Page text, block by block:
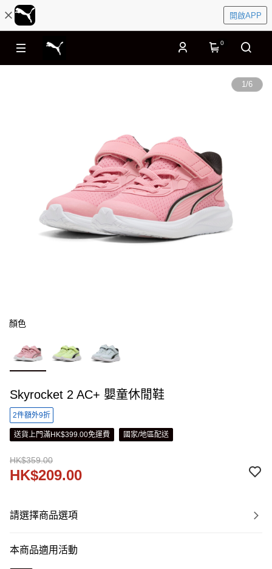
開啟APP
0
1/6
顏色
Skyrocket 2 AC+ 嬰童休閒鞋
2件額外9折
送貨上門滿HK$399.00免運費 國家/地區配送
HK$359.00
HK$209.00
請選擇商品選項
本商品適用活動